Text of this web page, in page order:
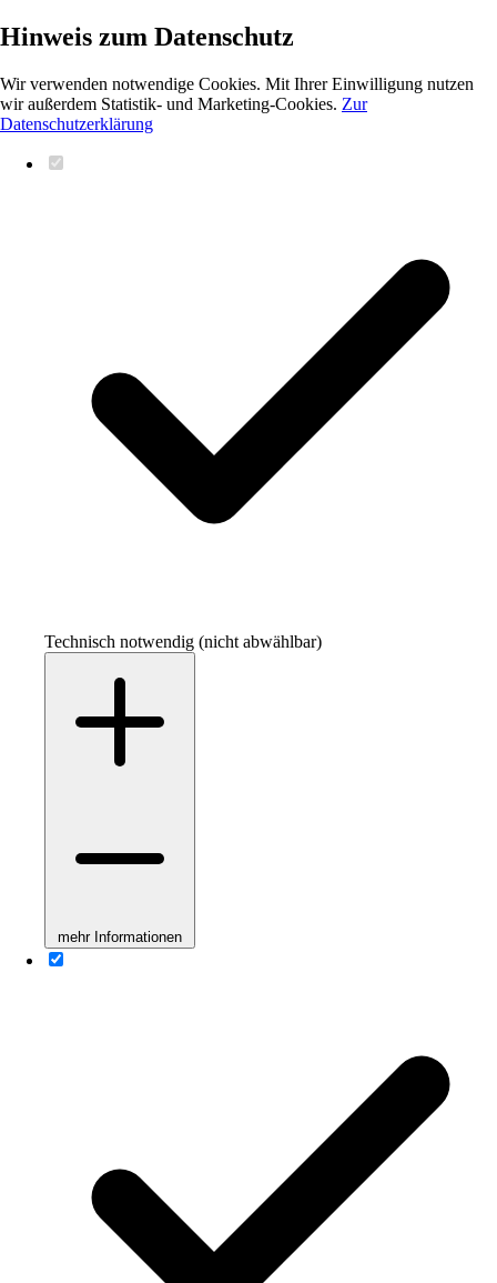
Hinweis zum Datenschutz
Wir verwenden notwendige Cookies. Mit Ihrer Einwilligung nutzen
wir außerdem Statistik- und Marketing-Cookies. Zur
Datenschutzerklärung
Technisch notwendig (nicht abwählbar)
mehr Informationen